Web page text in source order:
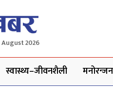
2026
स्वास्थ्य–जीवनशैली मनोरन्जन